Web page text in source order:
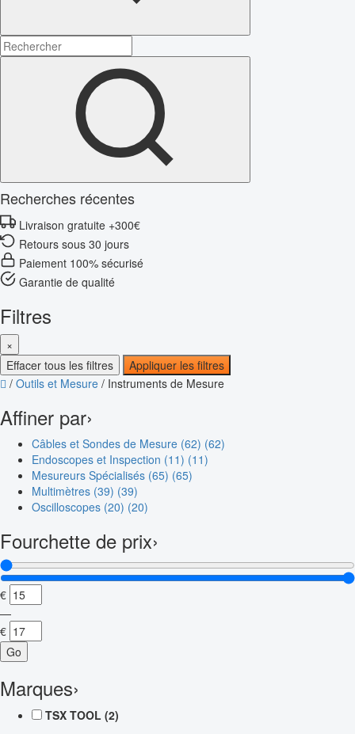
Recherches récentes
Livraison gratuite +300€
Retours sous 30 jours
Paiement 100% sécurisé
Garantie de qualité
Filtres
×
Effacer tous les filtres
Appliquer les filtres
/ Outils et Mesure / Instruments de Mesure
Affiner par›
Câbles et Sondes de Mesure (62) (62)
Endoscopes et Inspection (11) (11)
Mesureurs Spécialisés (65) (65)
Multimètres (39) (39)
Oscilloscopes (20) (20)
Fourchette de prix›
€
—
€
Go
Marques›
TSX TOOL (2)